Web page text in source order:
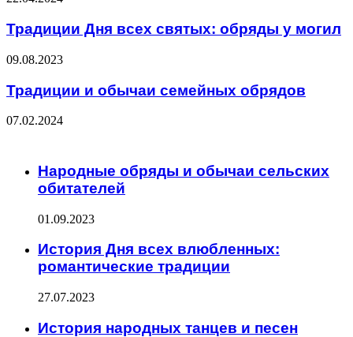
Традиции Дня всех святых: обряды у могил
09.08.2023
Традиции и обычаи семейных обрядов
07.02.2024
Народные обряды и обычаи сельских
обитателей
01.09.2023
История Дня всех влюбленных:
романтические традиции
27.07.2023
История народных танцев и песен